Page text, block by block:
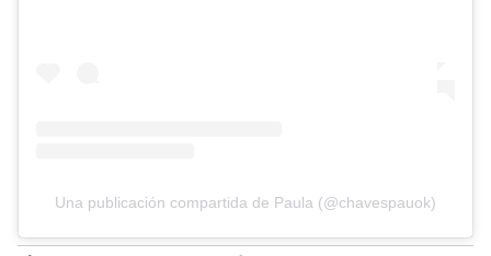
Una publicación compartida de Paula (@chavespauok)